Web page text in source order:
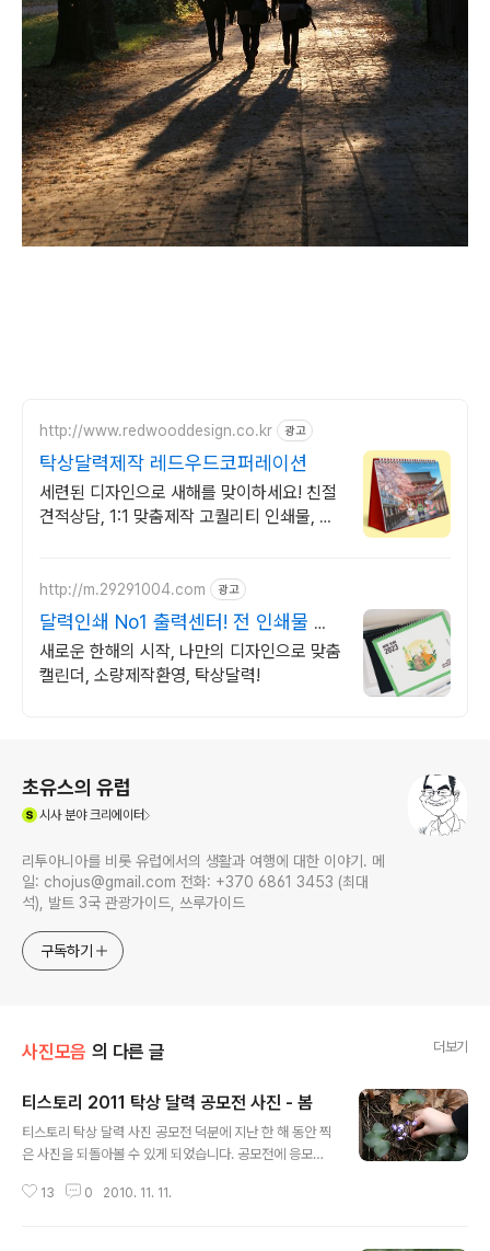
http://www.redwooddesign.co.kr 광고
탁상달력제작 레드우드코퍼레이션
세련된 디자인으로 새해를 맞이하세요! 친절
견적상담, 1:1 맞춤제작 고퀄리티 인쇄물, 기
http://m.29291004.com 광고
달력인쇄 No1 출력센터! 전 인쇄물 수
출입 지원
새로운 한해의 시작, 나만의 디자인으로 맞춤
캘린더, 소량제작환영, 탁상달력!
초유스의 유럽
시사분야 크리에이터
리투아니아를 비롯 유럽에서의 생활과 여행에 대한 이야기. 메
일: chojus@gmail.com 전화: +370 6861 3453 (최대
석), 발트 3국 관광가이드, 쓰루가이드
구독하기
사진모음 의 다른 글 더보기
티스토리 2011 탁상 달력 공모전 사진 - 봄
티스토리 탁상 달력 사진 공모전 덕분에 지난 한 해 동안 찍
은 사진을 되돌아볼 수 있게 되었습니다. 공모전에 응모하
13 0 2010. 11. 11.